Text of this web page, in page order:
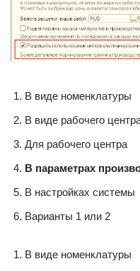
В виде номенклатуры
В виде рабочего
Для рабочего центра
В параметрах
В настройках системы
Варианты 1 или 2
В виде номенклатуры